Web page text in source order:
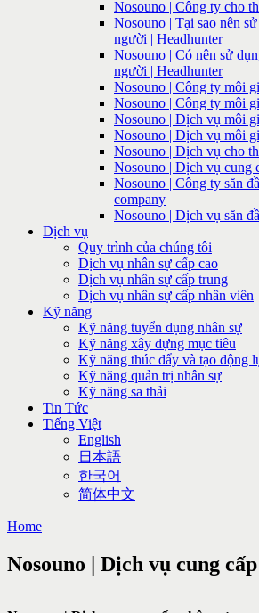
Nosouno | Công ty cho
Nosouno | Tại sao nên
người | Headhunter
Nosouno | Có nên sử
người | Headhunter
Nosouno | Công ty môi
Nosouno | Công ty môi
Nosouno | Dịch vụ môi
Nosouno | Dịch vụ môi
Nosouno | Dịch vụ cho
Nosouno | Dịch vụ cung
Nosouno | Công ty săn
company
Nosouno | Dịch vụ săn
Dịch vụ
Quy trình của chúng tôi
Dịch vụ nhân sự cấp cao
Dịch vụ nhân sự cấp trung
Dịch vụ nhân sự cấp nhân viên
Kỹ năng
Kỹ năng tuyển dụng nhân sự
Kỹ năng xây dựng mục tiêu
Kỹ năng thúc đẩy và tạo động
Kỹ năng quản trị nhân sự
Kỹ năng sa thải
Tin Tức
Tiếng Việt
English
日本語
한국어
简体中文
Home
Nosouno | Dịch vụ cung